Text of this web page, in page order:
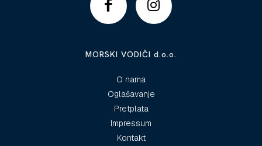
MORSKI VODIČI d.o.o.
O nama
Oglašavanje
Pretplata
Impressum
Kontakt